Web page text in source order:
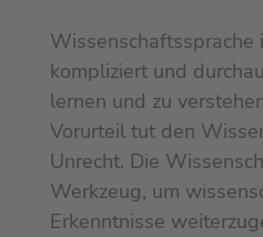
Wissenschaftssprache
kompliziert und
lernen und zu
Vorurteil tut den
Unrecht. Die
Werkzeug, um
Erkenntnisse